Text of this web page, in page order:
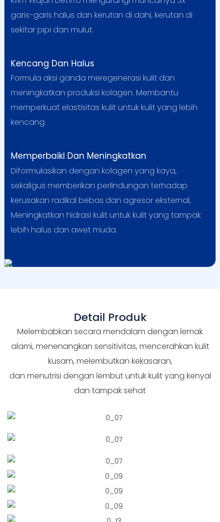
garis-garis halus dan kerutan di dahi, kerutan di
sekitar pipi dan mulut.
Kencang Dan Halus
Formula aksi ganda meregenerasi kulit dan
meningkatkan produksi kolagen. Membantu
memperkuat elastisitas kulit untuk kulit yang lebih
kencang.
Memperbaiki Dan Meningkatkan
Diformulasikan dengan kolagen yang kaya,
sekaligus memberikan perlindungan terhadap
kerusakan radikal bebas dan agresor eksternal,
Meningkatkan hidrasi kulit untuk kulit yang tampak
lebih halus dan awet muda.
Detail Produk
Melembabkan secara mendalam dengan lemak
alami, menenangkan sensitivitas, mencerahkan kulit
kusam, melembutkan kekasaran,
dan menutrisi dengan lembut untuk kulit yang kenyal
dan tampak sehat